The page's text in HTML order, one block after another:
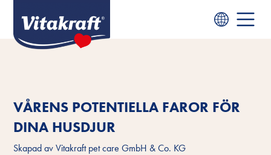
VÅRENS POTENTIELLA FAROR FÖR
DINA HUSDJUR
Skapad avVitakraft pet care GmbH & Co. KG